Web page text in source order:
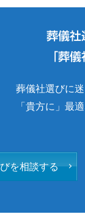
葬儀社
「葬
葬儀社選びに
「貴方に」最
を相談する